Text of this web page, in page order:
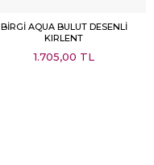
BİRGİ AQUA BULUT DESENLİ
KIRLENT
1.705,00 TL